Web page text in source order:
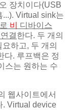
장치이다(USB
Virtual sink는
비
디바이스
결한다. 두 개의
요하고, 두 개의
다. 루프백은 정
스는 원하는 수
웹사이트에서
. Virtual device